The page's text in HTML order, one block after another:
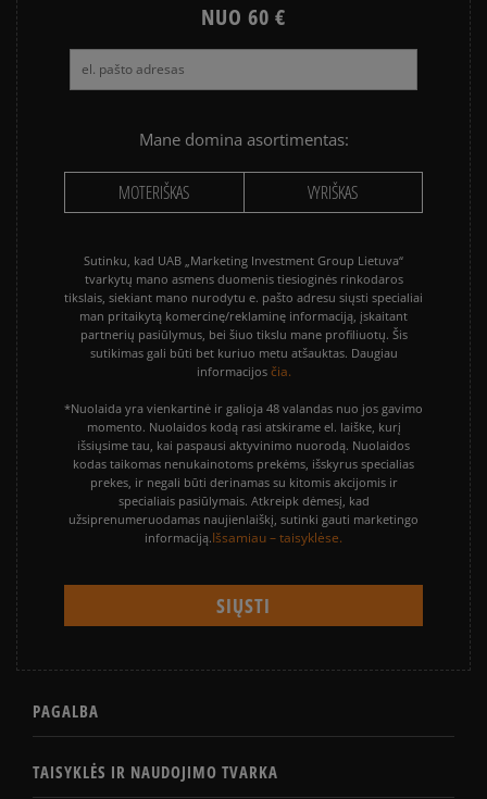
NUO 60 €
Mane domina asortimentas:
MOTERIŠKAS VYRIŠKAS
Sutinku, kad UAB „Marketing Investment Group Lietuva“
tvarkytų mano asmens duomenis tiesioginės rinkodaros
tikslais, siekiant mano nurodytu e. pašto adresu siųsti specialiai
man pritaikytą komercinę/reklaminę informaciją, įskaitant
partnerių pasiūlymus, bei šiuo tikslu mane profiliuotų. Šis
sutikimas gali būti bet kuriuo metu atšauktas. Daugiau
informacijos čia.
*Nuolaida yra vienkartinė ir galioja 48 valandas nuo jos gavimo
momento. Nuolaidos kodą rasi atskirame el. laiške, kurį
išsiųsime tau, kai paspausi aktyvinimo nuorodą. Nuolaidos
kodas taikomas nenukainotoms prekėms, išskyrus specialias
prekes, ir negali būti derinamas su kitomis akcijomis ir
specialiais pasiūlymais. Atkreipk dėmesį, kad
užsiprenumeruodamas naujienlaiškį, sutinki gauti marketingo
informaciją.Išsamiau – taisyklėse.
PAGALBA
TAISYKLĖS IR NAUDOJIMO TVARKA